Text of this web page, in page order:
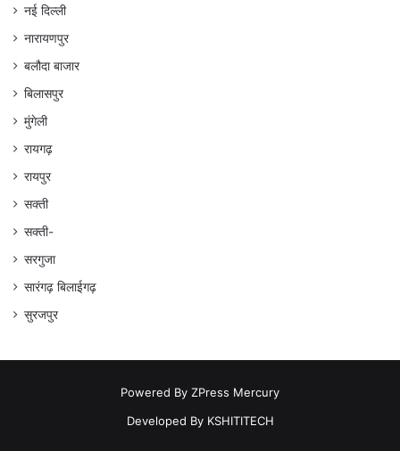
नई दिल्ली
नारायणपुर
बलौदा बाजार
बिलासपुर
मुंगेली
रायगढ़
रायपुर
सक्ती
सक्ती-
सरगुजा
सारंगढ़ बिलाईगढ़
सुरजपुर
Powered By ZPress Mercury
Developed By KSHITITECH